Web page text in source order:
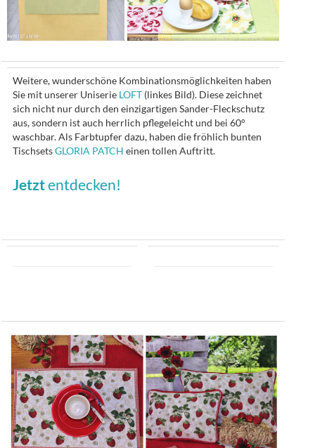
Weitere, wunderschöne Kombinationsmöglichkeiten haben
Sie mit unserer Uniserie LOFT (linkes Bild). Diese zeichnet
sich nicht nur durch den einzigartigen Sander-Fleckschutz
aus, sondern ist auch herrlich pflegeleicht und bei 60°
waschbar. Als Farbtupfer dazu, haben die fröhlich bunten
TischsetsGLORIA PATCH einen tollen Auftritt.
Jetztentdecken!